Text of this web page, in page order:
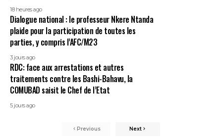
18 heures ago
Dialogue national : le professeur Nkere Ntanda
plaide pour la participation de toutes les
parties, y compris l’AFC/M23
3 jours ago
RDC: face aux arrestations et autres
traitements contre les Bashi-Bahavu, la
COMUBAD saisit le Chef de l’Etat
5 jours ago
Previous Next